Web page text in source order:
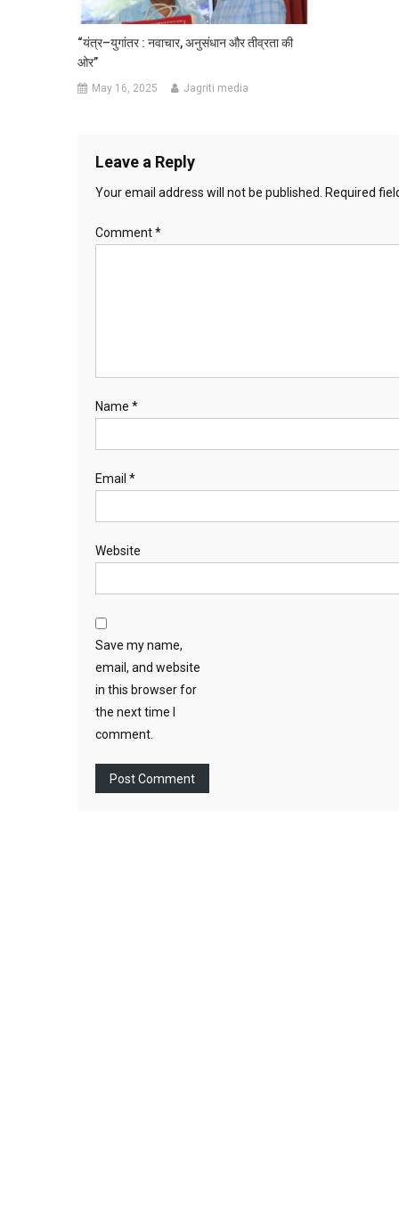
“यंत्र–युगांतर : नवाचार, अनुसंधान और तीव्रता की
ओर”
May 16, 2025 Jagriti media
Leave a Reply
Your email address will not be published. Required
Comment*
Name *
Email *
Website
Save my name,
email, and website
in this browser for
the next time I
comment.